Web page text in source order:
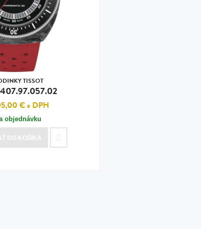
oceľ, silikón,
perla
oceľ, silikón,
oceľ
oceľ
TISSOT
€s DPH
objednávku
DO KOŠÍKA